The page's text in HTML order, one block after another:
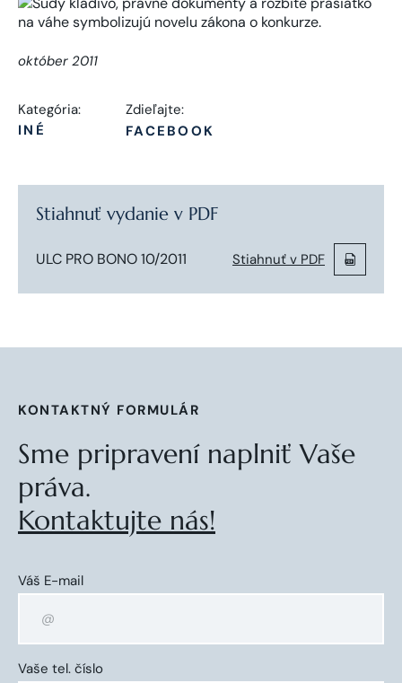
október 2011
Kategória:
INÉ
Zdieľajte:
FACEBOOK
Stiahnuť vydanie v PDF
ULC PRO BONO 10/2011 Stiahnuť v PDF
KONTAKTNÝ FORMULÁR
Sme pripravení naplniť Vaše
práva.
Kontaktujte nás!
Váš E-mail
Vaše tel. číslo